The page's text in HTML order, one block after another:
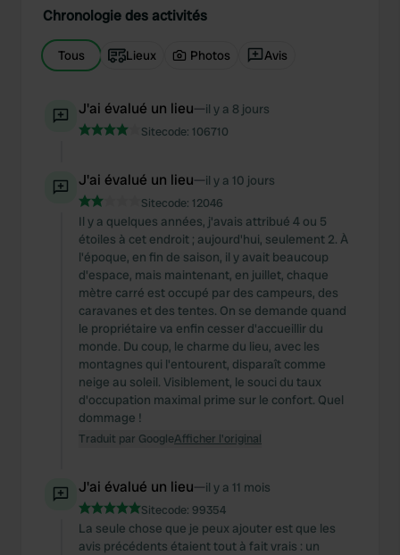
Chronologie des activités
Tous Lieux Photos Avis
J'ai évalué un lieu—il y a 8 jours
Sitecode: 106710
J'ai évalué un lieu—il y a 10 jours
Sitecode: 12046
Il y a quelques années, j'avais attribué 4 ou 5
étoiles à cet endroit ; aujourd'hui, seulement 2. À
l'époque, en fin de saison, il y avait beaucoup
d'espace, mais maintenant, en juillet, chaque
mètre carré est occupé par des campeurs, des
caravanes et des tentes. On se demande quand
le propriétaire va enfin cesser d'accueillir du
monde. Du coup, le charme du lieu, avec les
montagnes qui l'entourent, disparaît comme
neige au soleil. Visiblement, le souci du taux
d'occupation maximal prime sur le confort. Quel
dommage !
Traduit par GoogleAfficher l'original
J'ai évalué un lieu—il y a 11 mois
Sitecode: 99354
La seule chose que je peux ajouter est que les
avis précédents étaient tout à fait vrais : un